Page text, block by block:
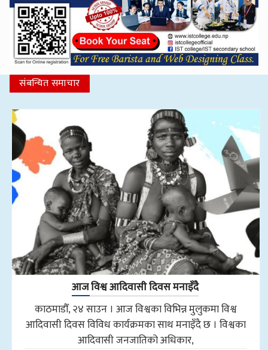
संबन्धित समाचार
आज विश्व आदिवासी दिवस मनाइँदै
काठमाडौँ, २४ साउन । आज विश्वका विभिन्न मुलुकमा विश्व
आदिवासी दिवस विविध कार्यक्रमका साथ मनाइँदै छ । विश्वका
आदिवासी जनजातिको अधिकार,